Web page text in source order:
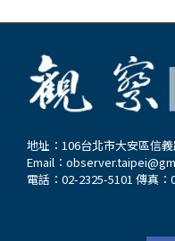
地址：106台北市大安區信
Email：
電話：02-2325-5101 傳真